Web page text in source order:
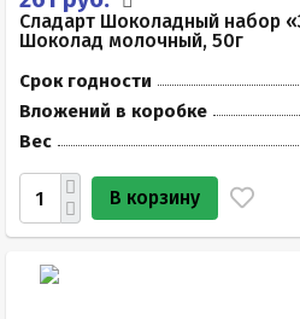
Сладарт Шоколадный набор
Шоколад молочный, 50г
Срок годности
Вложений в коробке
Вес
В корзину